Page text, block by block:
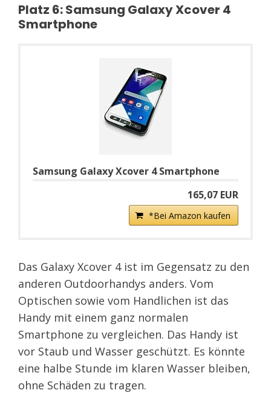
Platz 6: Samsung Galaxy Xcover 4
Smartphone
Samsung Galaxy Xcover 4 Smartphone
165,07 EUR
*Bei Amazon kaufen
Das Galaxy Xcover 4 ist im Gegensatz zu den
anderen Outdoorhandys anders. Vom
Optischen sowie vom Handlichen ist das
Handy mit einem ganz normalen
Smartphone zu vergleichen. Das Handy ist
vor Staub und Wasser geschützt. Es könnte
eine halbe Stunde im klaren Wasser bleiben,
ohne Schäden zu tragen.